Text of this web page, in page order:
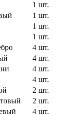
1 шт.
1 шт.
1 шт.
1 шт.
4 шт.
4 шт.
4 шт.
4 шт.
2 шт.
2 шт.
4 шт.